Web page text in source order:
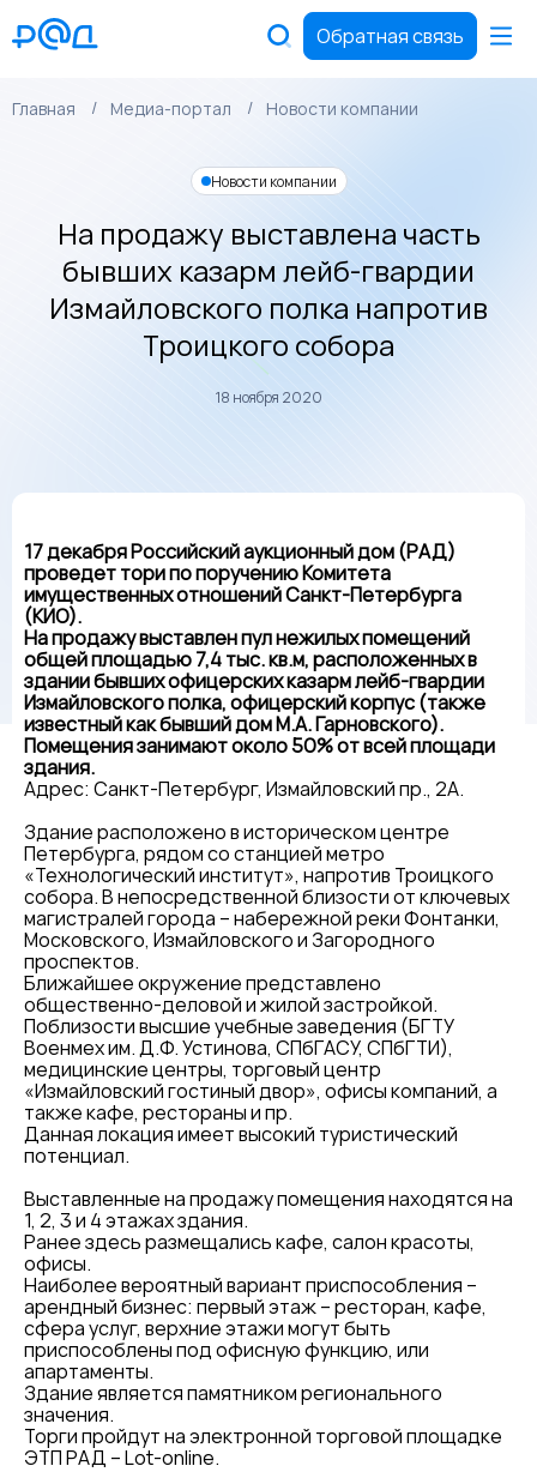
Обратная связь
Главная Медиа-портал Новости компании
Новости компании
На продажу выставлена часть
бывших казарм лейб-гвардии
Измайловского полка напротив
Троицкого собора
18 ноября 2020
17 декабря Российский аукционный дом (РАД)
проведет тори по поручению Комитета
имущественных отношений Санкт-Петербурга
(КИО).
На продажу выставлен пул нежилых помещений
общей площадью 7,4 тыс. кв.м, расположенных в
здании бывших офицерских казарм лейб-гвардии
Измайловского полка, офицерский корпус (также
известный как бывший дом М.А. Гарновского).
Помещения занимают около 50% от всей площади
здания.
Адрес: Санкт-Петербург, Измайловский пр., 2А.
Здание расположено в историческом центре
Петербурга, рядом со станцией метро
«Технологический институт», напротив Троицкого
собора. В непосредственной близости от ключевых
магистралей города – набережной реки Фонтанки,
Московского, Измайловского и Загородного
проспектов.
Ближайшее окружение представлено
общественно-деловой и жилой застройкой.
Поблизости высшие учебные заведения (БГТУ
Военмех им. Д.Ф. Устинова, СПбГАСУ, СПбГТИ),
медицинские центры, торговый центр
«Измайловский гостиный двор», офисы компаний, а
также кафе, рестораны и пр.
Данная локация имеет высокий туристический
потенциал.
Выставленные на продажу помещения находятся на
1, 2, 3 и 4 этажах здания.
Ранее здесь размещались кафе, салон красоты,
офисы.
Наиболее вероятный вариант приспособления –
арендный бизнес: первый этаж – ресторан, кафе,
сфера услуг, верхние этажи могут быть
приспособлены под офисную функцию, или
апартаменты.
Здание является памятником регионального
значения.
Торги пройдут на электронной торговой площадке
ЭТП РАД –Lot-online.